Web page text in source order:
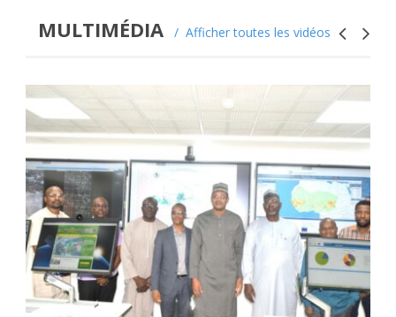
MULTIMÉDIA Afficher toutes les vidéos